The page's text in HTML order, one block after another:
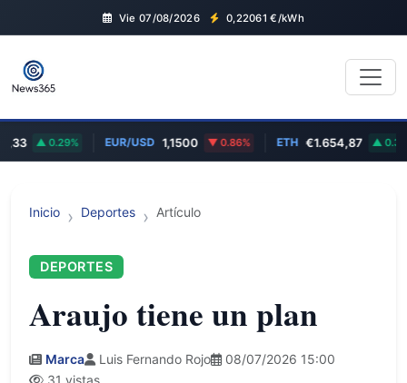
Vie 07/08/2026 0,22061 €/kWh
0.29% EUR/USD 1,1500 0.86% €1.654,87 0.36%
Inicio Deportes Artículo
DEPORTES
Araujo tiene un plan
Marca Luis Fernando Rojo
08/07/2026 15:00
31 vistas